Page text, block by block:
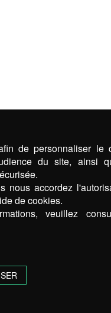
de personnaliser le
du site, ainsi
nous accordez
de cookies.
veuillez